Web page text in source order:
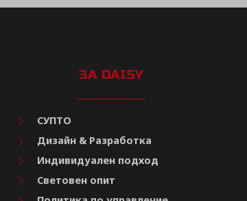
ЗА DAISY
СУПТО
Дизайн & Разработка
Индивидуален подход
Световен опит